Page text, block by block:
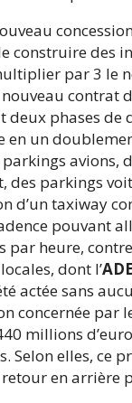
construire des
par 3 le
contrat
deux phases de
en un
avions,
des parkings
d’un taxiway
pouvant
par heure,
dont l’
actée sans
concernée par
millions
Selon elles, ce
en arrière